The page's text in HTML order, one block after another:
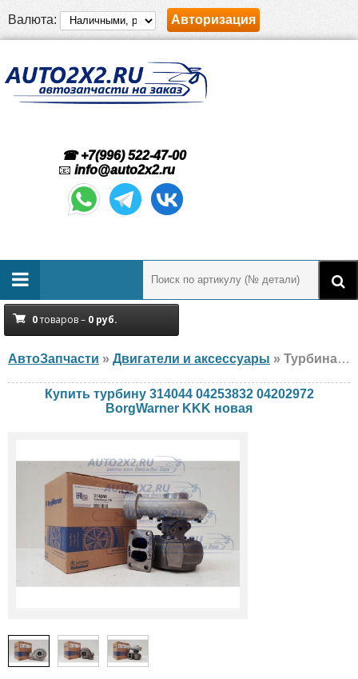
Валюта: Авторизация
☎ +7(996) 522-47-00
📧 info@auto2x2.ru
0товаров – 0 руб.
АвтоЗапчасти » Двигатели и аксессуары » Турбина BorgWarner KKK 314044 04253832 04202972 Claas, DEUTZ-FAHR, Atlas, новая
Купить турбину 314044 04253832 04202972
BorgWarner KKK новая